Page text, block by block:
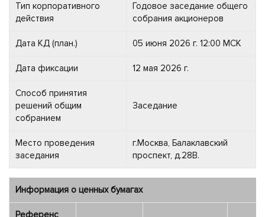
Тип корпоративного
действия
Годовое заседание общего
собрания акционеров
Дата КД (план.) 05 июня 2026 г. 12:00 МСК
Дата фиксации 12 мая 2026 г.
Способ принятия
решений общим
собранием
Заседание
Место проведения
заседания
г.Москва, Балаклавский
проспект, д.28В.
Информация о ценных бумагах
Референс